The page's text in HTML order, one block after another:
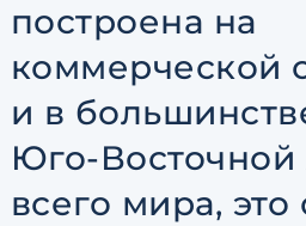
построена на
коммерческой
и в
Юго-Восточной
всего мира, это